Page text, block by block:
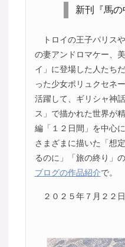
新刊『馬の
トロイの王子パリス
の妻アンドロマケー、
イ」に登場した人たち
った少女ポリュクセネ
活躍して、ギリシャ神
ス」で描かれた世界が
編「１２日間」を中心
さまざまに描いた「想
るのに」「旅の終り」
ブログの作品紹介で。
２０２５年７月２２日